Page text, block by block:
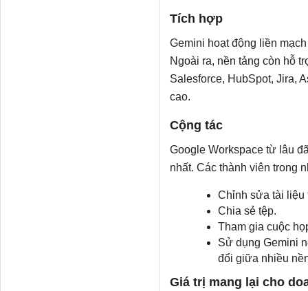
Tích hợp
Gemini hoạt động liền
Ngoài ra, nền tảng còn hỗ
Salesforce, HubSpot, Jira,
cao.
Cộng tác
Google Workspace từ lâu
nhất. Các thành viên trong
Chỉnh sửa tài liệu
Chia sẻ tệp.
Tham gia cuộc
Sử dụng Gemini
đổi giữa nhiều
Giá trị mang lại cho